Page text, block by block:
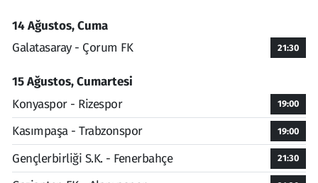
14 Ağustos, Cuma
Galatasaray - Çorum FK
21:30
15 Ağustos, Cumartesi
Konyaspor - Rizespor
19:00
Kasımpaşa - Trabzonspor 19:00
Gençlerbirliği S.K. - Fenerbahçe 21:30